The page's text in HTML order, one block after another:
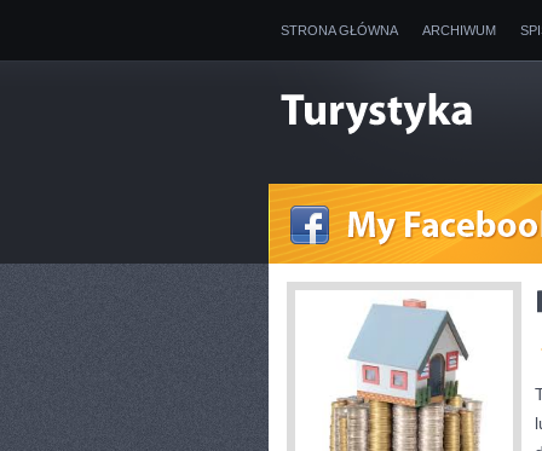
STRONA GŁÓWNA ARCHIWUM